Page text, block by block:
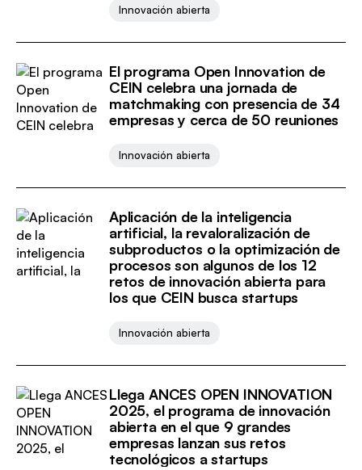
Innovación abierta
El programa Open Innovation de
CEIN celebra una jornada de
matchmaking con presencia de 34
empresas y cerca de 50 reuniones
Innovación abierta
Aplicación de la inteligencia
artificial, la revaloralización de
subproductos o la optimización de
procesos son algunos de los 12
retos de innovación abierta para
los que CEIN busca startups
Innovación abierta
Llega ANCES OPEN INNOVATION
2025, el programa de innovación
abierta en el que 9 grandes
empresas lanzan sus retos
tecnológicos a startups